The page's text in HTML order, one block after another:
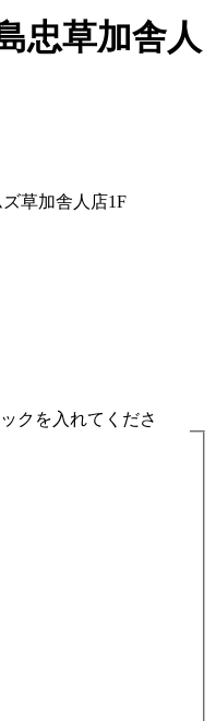
忠草加舎人
草加舎人店1F
クを入れてくださ